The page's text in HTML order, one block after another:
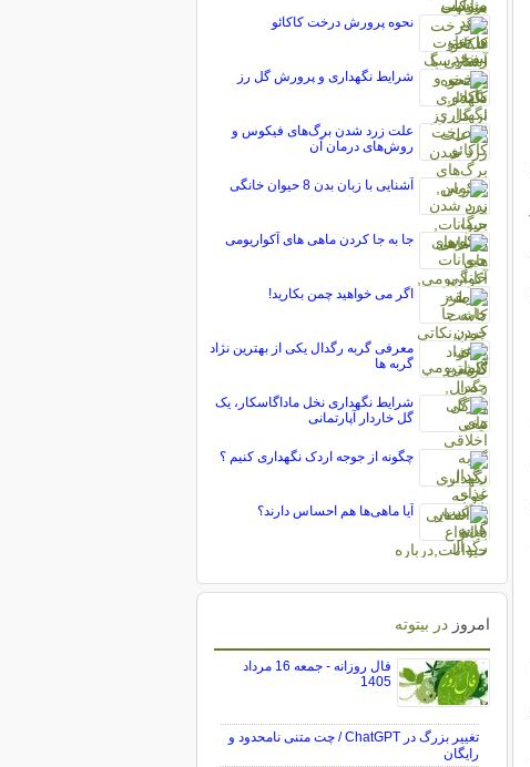
نحوه پرورش درخت کاکائو
شرایط نگهداری و پرورش گل رز
علت زرد شدن برگ‌های فیکوس و
روش‌های درمان آن
آشنایی با زبان بدن 8 حیوان خانگی
جا به جا کردن ماهی های آکواریومی
اگر می خواهید چمن بکارید!
معرفی گربه رگدال یکی از بهترین نژاد
گربه ها
شرایط نگهداری نخل ماداگاسکار، یک
گل خاردار آپارتمانی
چگونه از جوجه اردک نگهداری کنیم ؟
آیا ماهی‌ها هم احساس دارند؟
امروز در بیتوته
فال روزانه - جمعه 16 مرداد
1405
تغییر بزرگ در ChatGPT / چت متنی نامحدود و
رایگان